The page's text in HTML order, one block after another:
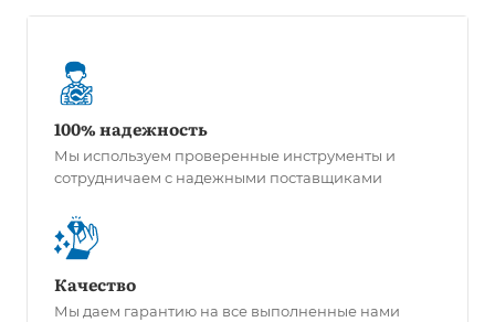
100% надежность
Мы используем проверенные инструменты и
сотрудничаем с надежными поставщиками
Качество
Мы даем гарантию на все выполненные нами